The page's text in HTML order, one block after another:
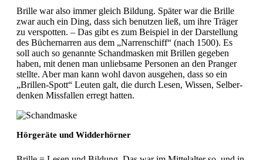
Brille war also immer gleich Bildung. Später war die Brille
zwar auch ein Ding, dass sich benutzen ließ, um ihre Träger
zu verspotten. – Das gibt es zum Beispiel in der Darstellung
des Büchernarren aus dem „Narrenschiff“ (nach 1500). Es
soll auch so genannte Schandmasken mit Brillen gegeben
haben, mit denen man unliebsame Personen an den Pranger
stellte. Aber man kann wohl davon ausgehen, dass so ein
„Brillen-Spott“ Leuten galt, die durch Lesen, Wissen, Selber-
denken Missfallen erregt hatten.
Hörgeräte und Widderhörner